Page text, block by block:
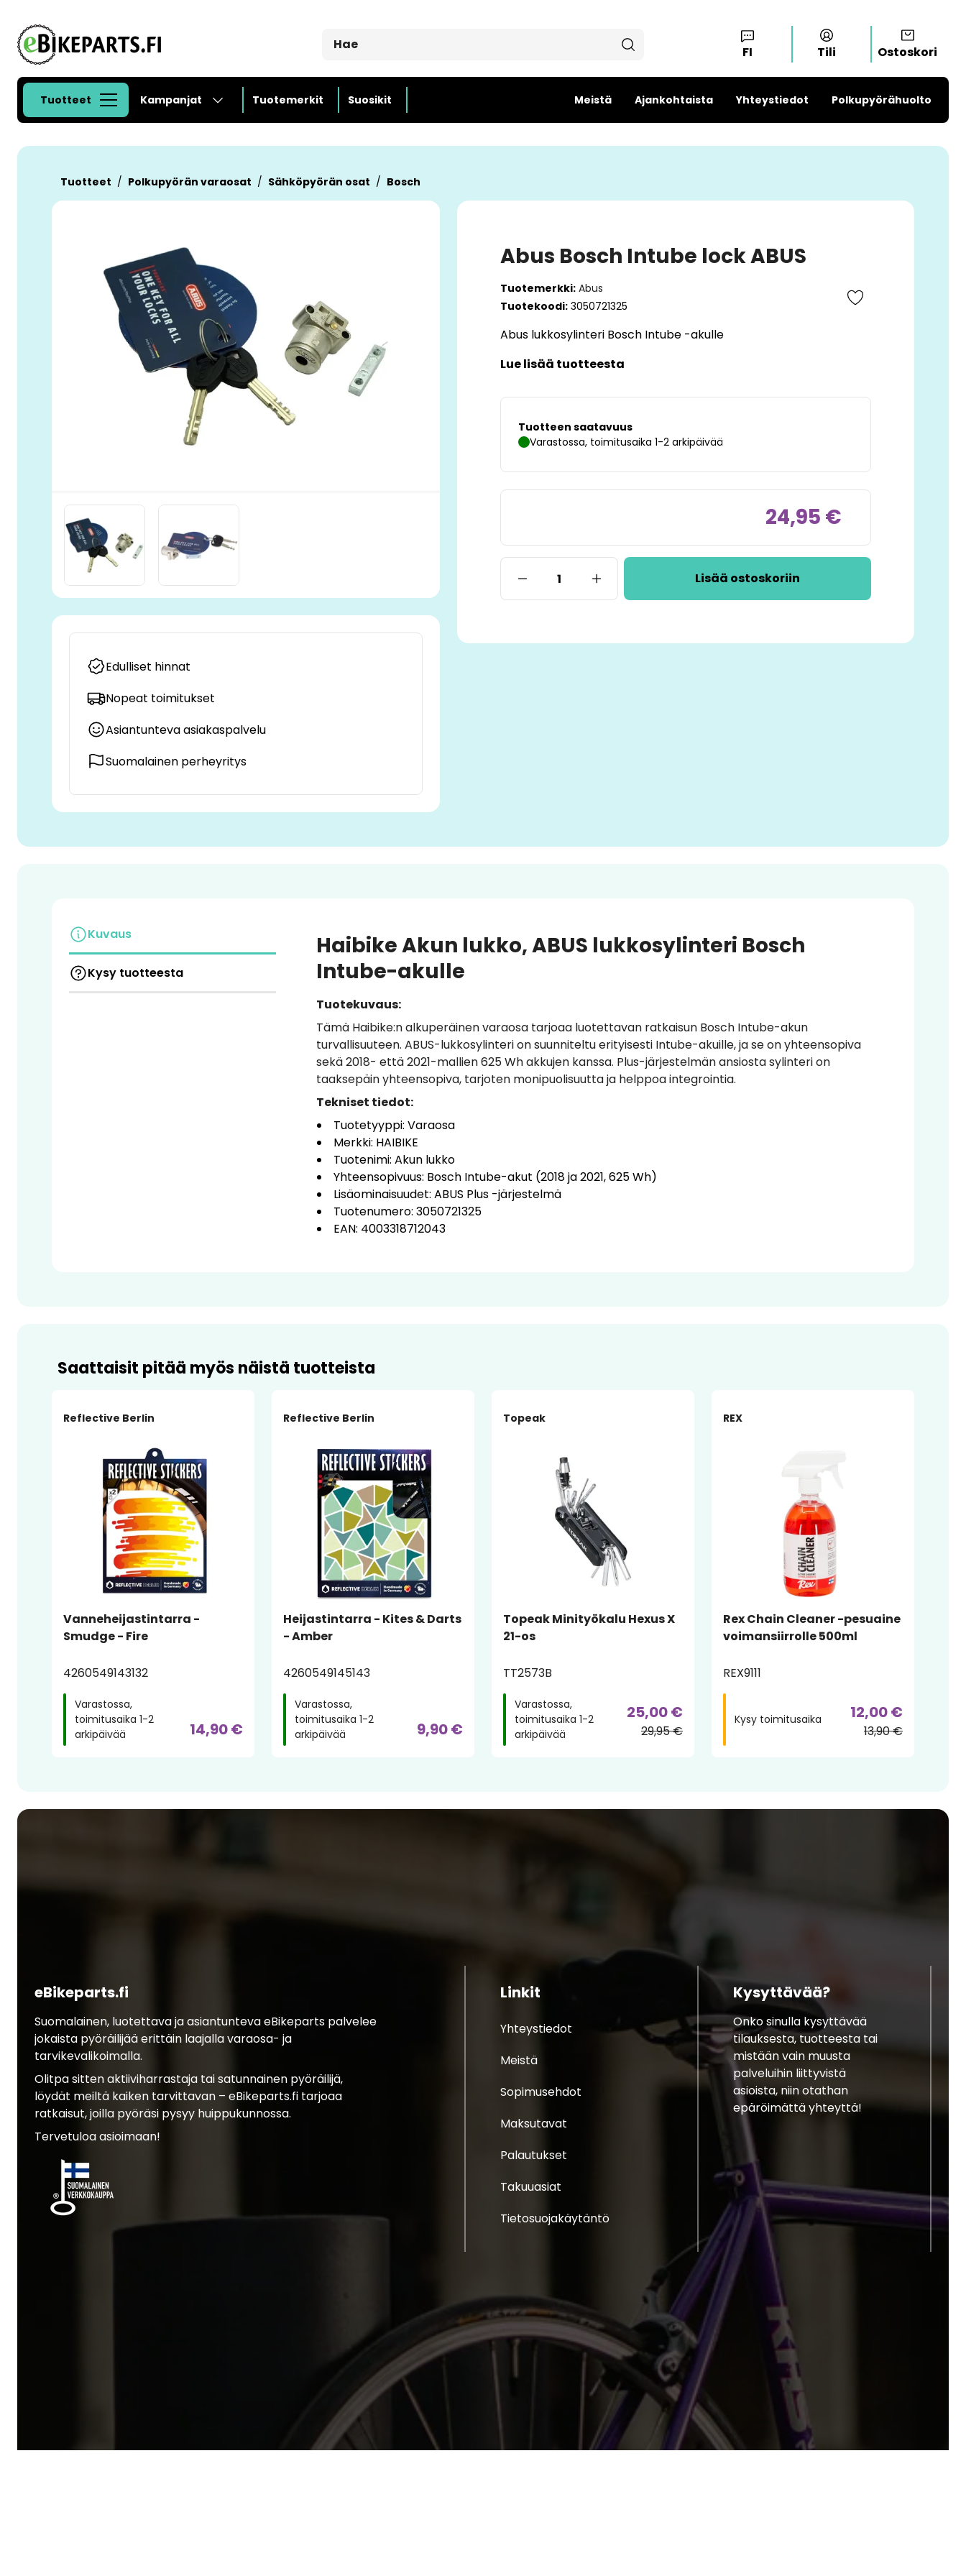
FI Tili Ostoskori
Tuotteet Kampanjat Tuotemerkit Suosikit Meistä Ajankohtaista Yhteystiedot Polkupyörähuolto
Tuotteet Polkupyörän varaosat Sähköpyörän osat Bosch
Abus Bosch Intube lock ABUS
Ohita kuvat
Tuotemerkki: Abus
Tuotekoodi: 3050721325
Abus lukkosylinteri Bosch Intube -akulle
Lue lisää tuotteesta
Tuotteen saatavuus
Varastossa, toimitusaika 1-2 arkipäivää
24,95 €
Lisää ostoskoriin
Edulliset hinnat
Nopeat toimitukset
Asiantunteva asiakaspalvelu
Suomalainen perheyritys
Kuvaus
Kysy tuotteesta
Haibike Akun lukko, ABUS lukkosylinteri Bosch
Intube-akulle
Tuotekuvaus:
Tämä Haibike:n alkuperäinen varaosa tarjoaa luotettavan ratkaisun Bosch Intube-akun
turvallisuuteen. ABUS-lukkosylinteri on suunniteltu erityisesti Intube-akuille, ja se on yhteensopiva
sekä 2018- että 2021-mallien 625 Wh akkujen kanssa. Plus-järjestelmän ansiosta sylinteri on
taaksepäin yhteensopiva, tarjoten monipuolisuutta ja helppoa integrointia.
Tekniset tiedot:
Tuotetyyppi: Varaosa
Merkki: HAIBIKE
Tuotenimi: Akun lukko
Yhteensopivuus: Bosch Intube-akut (2018 ja 2021, 625 Wh)
Lisäominaisuudet: ABUS Plus -järjestelmä
Tuotenumero: 3050721325
EAN: 4003318712043
Saattaisit pitää myös näistä tuotteista
Reflective Berlin
Vanneheijastintarra -
Smudge - Fire
4260549143132
Varastossa,
toimitusaika 1-2
arkipäivää
14,90 €
Reflective Berlin
Heijastintarra - Kites & Darts
- Amber
4260549145143
Varastossa,
toimitusaika 1-2
arkipäivää
9,90 €
Topeak
Topeak Minityökalu Hexus X
21-os
TT2573B
Varastossa,
toimitusaika 1-2
arkipäivää
25,00 €
29,95 €
REX
Rex Chain Cleaner -pesuaine
voimansiirrolle 500ml
REX9111
Kysy toimitusaika 12,00 €
13,90 €
eBikeparts.fi
Suomalainen, luotettava ja asiantunteva eBikeparts palvelee
jokaista pyöräilijää erittäin laajalla varaosa- ja
tarvikevalikoimalla.
Olitpa sitten aktiiviharrastaja tai satunnainen pyöräilijä,
löydät meiltä kaiken tarvittavan – eBikeparts.fi tarjoaa
ratkaisut, joilla pyöräsi pysyy huippukunnossa.
Tervetuloa asioimaan!
Linkit
Yhteystiedot
Meistä
Sopimusehdot
Maksutavat
Palautukset
Takuuasiat
Tietosuojakäytäntö
Kysyttävää?
Onko sinulla kysyttävää
tilauksesta, tuotteesta tai
mistään vain muusta
palveluihin liittyvistä
asioista, niin otathan
epäröimättä yhteyttä!